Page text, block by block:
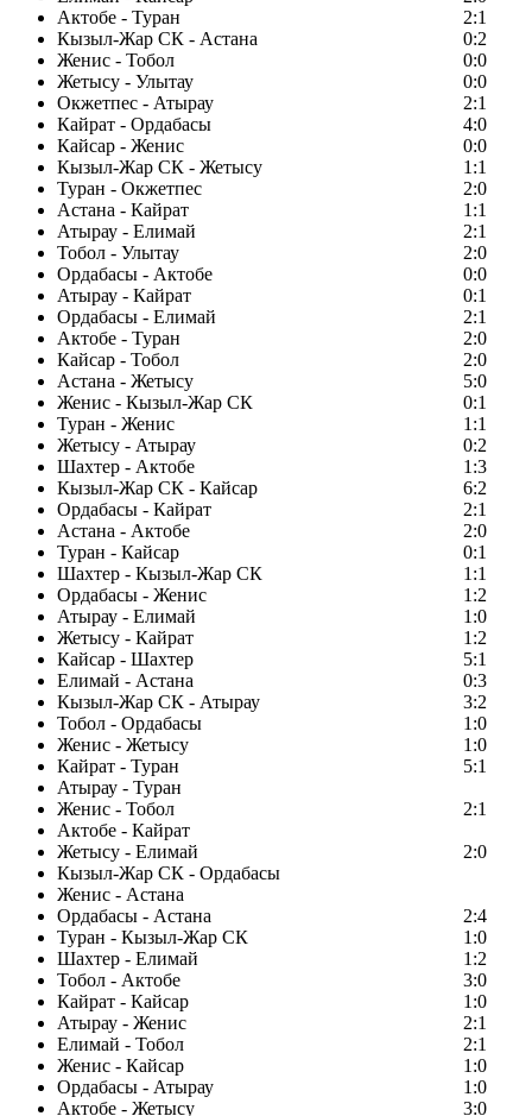
Актобе - Туран
2:1
Кызыл-Жар СК - Астана
0:2
Женис - Тобол
0:0
Жетысу - Улытау
0:0
Окжетпес - Атырау
2:1
Кайрат - Ордабасы
4:0
Кайсар - Женис
0:0
Кызыл-Жар СК - Жетысу
1:1
Туран - Окжетпес
2:0
Астана - Кайрат
1:1
Атырау - Елимай
2:1
Тобол - Улытау
2:0
Ордабасы - Актобе
0:0
Атырау - Кайрат
0:1
Ордабасы - Елимай
2:1
Актобе - Туран
2:0
Кайсар - Тобол
2:0
Астана - Жетысу
5:0
Женис - Кызыл-Жар СК
0:1
Туран - Женис
1:1
Жетысу - Атырау
0:2
Шахтер - Актобе
1:3
Кызыл-Жар СК - Кайсар
6:2
Ордабасы - Кайрат
2:1
Астана - Актобе
2:0
Туран - Кайсар
0:1
Шахтер - Кызыл-Жар СК
1:1
Ордабасы - Женис
1:2
Атырау - Елимай
1:0
Жетысу - Кайрат
1:2
Кайсар - Шахтер
5:1
Елимай - Астана
0:3
Кызыл-Жар СК - Атырау
3:2
Тобол - Ордабасы
1:0
Женис - Жетысу
1:0
Кайрат - Туран
5:1
Атырау - Туран
Женис - Тобол
2:1
Актобе - Кайрат
Жетысу - Елимай
2:0
Кызыл-Жар СК - Ордабасы
Женис - Астана
Ордабасы - Астана
2:4
Туран - Кызыл-Жар СК
1:0
Шахтер - Елимай
1:2
Тобол - Актобе
3:0
Кайрат - Кайсар
1:0
Атырау - Женис
2:1
Елимай - Тобол
2:1
Женис - Кайсар
1:0
Ордабасы - Атырау
1:0
Актобе - Жетысу
3:0